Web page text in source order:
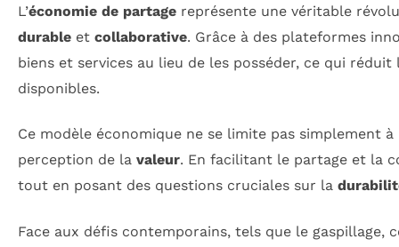
L’économie de partage représente une véritable
durable et collaborative. Grâce à des plateformes
biens et services au lieu de les posséder, ce qui
disponibles.
Ce modèle économique ne se limite pas simplement
perception de la valeur. En facilitant le partage et la
tout en posant des questions cruciales sur la
Face aux défis contemporains, tels que le gaspillage,